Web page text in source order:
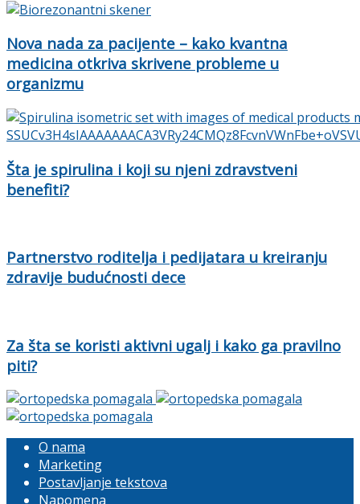
Nova nada za pacijente – kako kvantna
medicina otkriva skrivene probleme u
organizmu
Šta je spirulina i koji su njeni zdravstveni
benefiti?
Partnerstvo roditelja i pedijatara u kreiranju
zdravije budućnosti dece
Za šta se koristi aktivni ugalj i kako ga pravilno
piti?
O nama
Marketing
Postavljanje tekstova
Napomena